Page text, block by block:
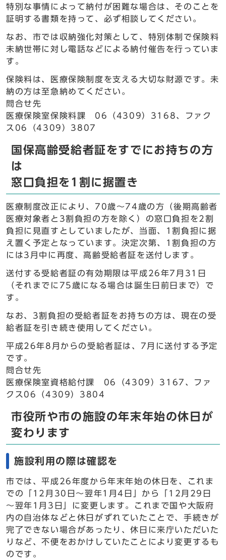
特別な事情によって納付が困難な場合は、そのことを
証明する書類を持って、必ず相談してください。
なお、市では収納強化対策として、特別体制で保険料
未納世帯に対し電話などによる納付催告を行っていま
す。
保険料は、医療保険制度を支える大切な財源です。未
納の方は至急納めてください。
問合せ先
医療保険室保険料課 06（4309）3168、ファク
ス06（4309）3807
国保高齢受給者証をすでにお持ちの方
は
窓口負担を1割に据置き
医療制度改正により、70歳～74歳の方（後期高齢者
医療対象者と3割負担の方を除く）の窓口負担を2割
負担に見直すとしていましたが、当面、1割負担に据
え置く予定となっています。決定次第、1割負担の方
には3月中に再度、高齢受給者証を送付します。
送付する受給者証の有効期限は平成26年7月31日
（それまでに75歳になる場合は誕生日前日まで）で
す。
なお、3割負担の受給者証をお持ちの方は、現在の受
給者証を引き続き使用してください。
平成26年8月からの受給者証は、7月に送付する予定
です。
問合せ先
医療保険室資格給付課 06（4309）3167、ファ
クス06（4309）3804
市役所や市の施設の年末年始の休日が
変わります
施設利用の際は確認を
市では、平成26年度から年末年始の休日を、これま
での「12月30日～翌年1月4日」から「12月29日
～翌年1月3日」に変更します。これまで国や大阪府
内の自治体などと休日がずれていたことで、手続きが
完了できない場合があったり、休日に来庁いただいた
りなど、不便をおかけしていたことにより変更するも
のです。